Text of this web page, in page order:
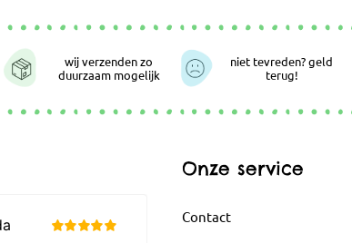
wij verzenden zo
duurzaam mogelijk
niet tevreden? geld
terug!
Onze service
Contact